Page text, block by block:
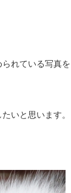
れている写真を
いと思います。